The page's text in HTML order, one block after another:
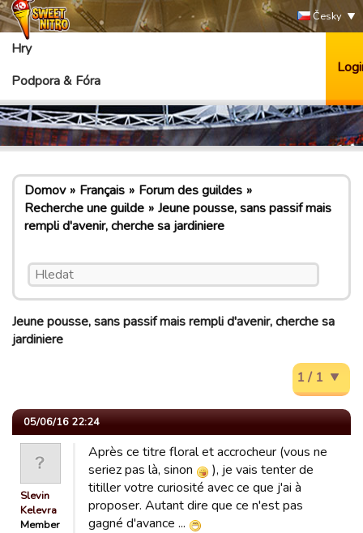
Česky
Hry
Podpora & Fóra
Domov Français
Forum des guildes
Recherche une guilde
Jeune pousse, sans passif mais
rempli d'avenir, cherche sa jardiniere
Jeune pousse, sans passif mais rempli d'avenir, cherche sa
jardiniere
1 / 1
05/06/16 22:24
Slevin
Kelevra
Member
Après ce titre floral et accrocheur (vous ne
seriez pas là, sinon
), je vais tenter de
titiller votre curiosité avec ce que j'ai à
proposer. Autant dire que ce n'est pas
gagné d'avance ...